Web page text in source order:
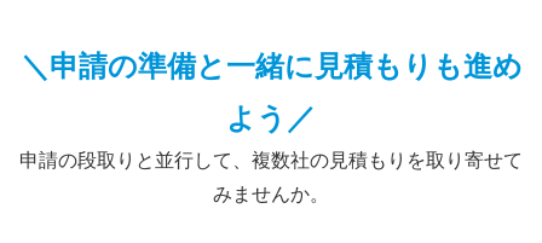
＼申請の準備と一緒に見積もりも進め
よう／
申請の段取りと並行して、複数社の見積もりを取り寄せて
みませんか。